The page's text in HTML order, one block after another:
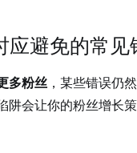
应避免的常见
多粉丝 ，某些错误仍
阱会让你的粉丝增长